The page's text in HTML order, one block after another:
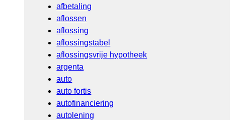
afbetaling
aflossen
aflossing
aflossingstabel
aflossingsvrije hypotheek
argenta
auto
auto fortis
autofinanciering
autolening